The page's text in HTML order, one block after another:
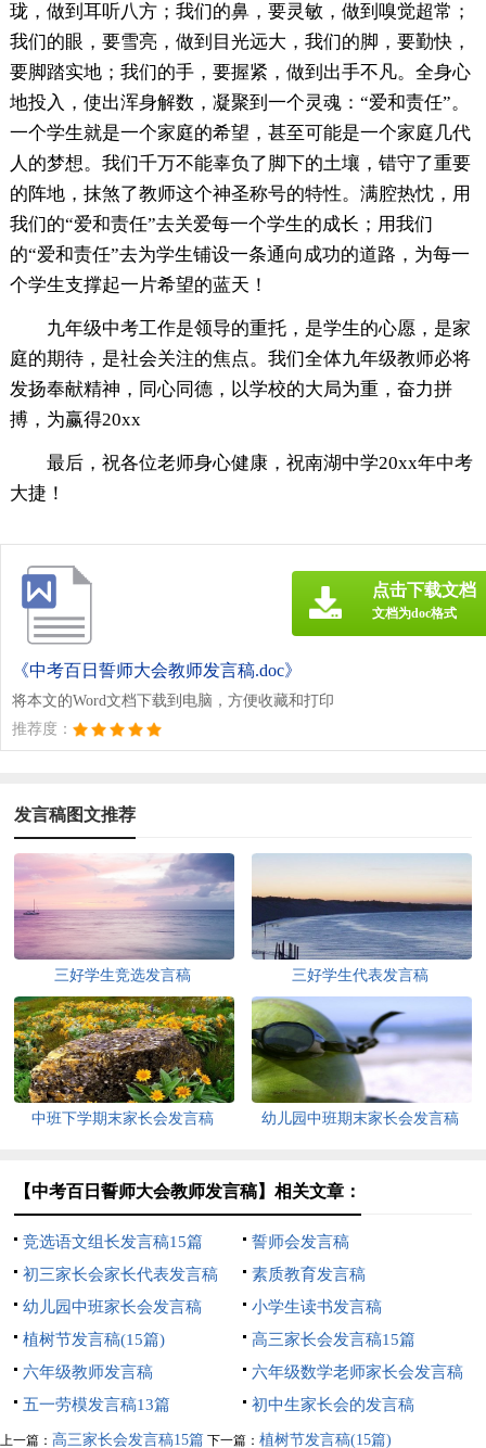
珑，做到耳听八方；我们的鼻，要灵敏，做到嗅觉超常；
我们的眼，要雪亮，做到目光远大，我们的脚，要勤快，
要脚踏实地；我们的手，要握紧，做到出手不凡。全身心
地投入，使出浑身解数，凝聚到一个灵魂：“爱和责任”。
一个学生就是一个家庭的希望，甚至可能是一个家庭几代
人的梦想。我们千万不能辜负了脚下的土壤，错守了重要
的阵地，抹煞了教师这个神圣称号的特性。满腔热忱，用
我们的“爱和责任”去关爱每一个学生的成长；用我们
的“爱和责任”去为学生铺设一条通向成功的道路，为每一
个学生支撑起一片希望的蓝天！
九年级中考工作是领导的重托，是学生的心愿，是家
庭的期待，是社会关注的焦点。我们全体九年级教师必将
发扬奉献精神，同心同德，以学校的大局为重，奋力拼
搏，为赢得20xx
最后，祝各位老师身心健康，祝南湖中学20xx年中考
大捷！
《中考百日誓师大会教师发言稿.doc》
将本文的Word文档下载到电脑，方便收藏和打印
推荐度：
点击下载文档
文档为doc格式
发言稿图文推荐
三好学生竞选发言稿 三好学生代表发言稿
中班下学期末家长会发言稿 幼儿园中班期末家长会发言稿
【中考百日誓师大会教师发言稿】相关文章：
竞选语文组长发言稿15篇
誓师会发言稿
初三家长会家长代表发言稿
素质教育发言稿
幼儿园中班家长会发言稿
小学生读书发言稿
植树节发言稿(15篇)
高三家长会发言稿15篇
六年级教师发言稿
六年级数学老师家长会发言稿
五一劳模发言稿13篇
初中生家长会的发言稿
上一篇： 高三家长会发言稿15篇 下一篇： 植树节发言稿(15篇)